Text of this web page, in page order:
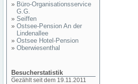
» Büro-Organisationsservice
G.G.
» Seiffen
» Ostsee-Pension An der
Lindenallee
» Ostsee Hotel-Pension
» Oberwiesenthal
Besucherstatistik
Gezählt seit dem 19.11.2011